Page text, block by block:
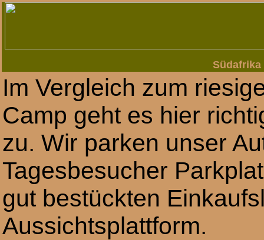
Im Vergleich zum
Camp geht es hier
zu. Wir parken unser
Tagesbesucher
gut bestückten
Aussichtsplattform.